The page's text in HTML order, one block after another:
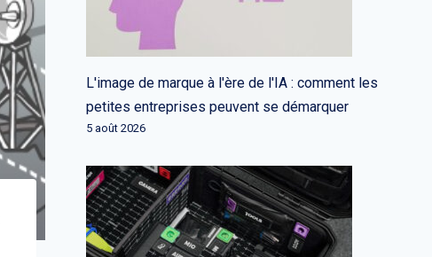
L'image de marque à l'ère de l'IA : comment les
petites entreprises peuvent se démarquer
5 août 2026